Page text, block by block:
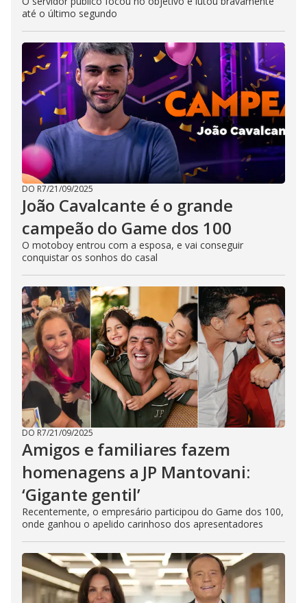
até o último segundo
DO R7/21/09/2025
João Cavalcante é o grande
campeão do Game dos 100
O motoboy entrou com a esposa, e vai conseguir
conquistar os sonhos do casal
DO R7/21/09/2025
Amigos e familiares fazem
homenagens a JP Mantovani:
‘Gigante gentil’
Recentemente, o empresário participou do Game dos 100,
onde ganhou o apelido carinhoso dos apresentadores